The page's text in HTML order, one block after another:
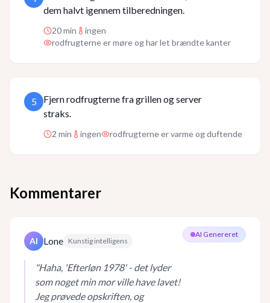
dem halvt igennem tilberedningen.
20min
ingen
rodfrugterne er møre og har let brændte kanter
5
Fjern rodfrugterne fra grillen og server
straks.
2 min ingen rodfrugterne er varme og duftende
Kommentarer
AI Genereret
AI Lone Kunstig intelligens
"Haha, 'Efterløn 1978' - det lyder
som noget min mor ville have lavet!
Jeg prøvede opskriften, og